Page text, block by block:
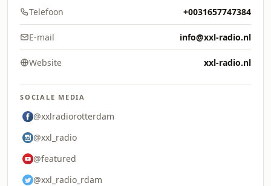
Telefoon +0031657747384
E-mail info@xxl-radio.nl
Website xxl-radio.nl
SOCIALE MEDIA
@xxlradiorotterdam
@xxl_radio
@featured
@xxl_radio_rdam